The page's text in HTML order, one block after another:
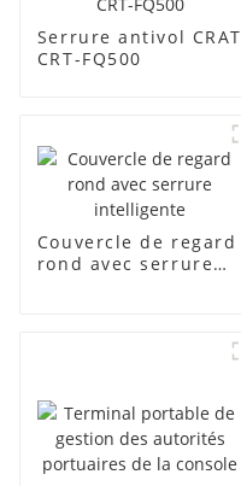
Serrure antivol CRAT
CRT-FQ500
Couvercle de regard
rond avec serrure